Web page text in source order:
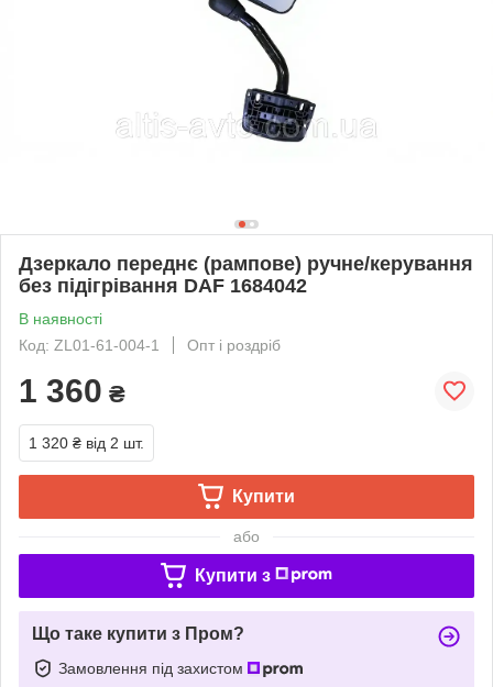
Дзеркало переднє (рампове) ручне/керування
без підігрівання DAF 1684042
В наявності
Код: ZL01-61-004-1
Опт і роздріб
1 360 ₴
1 320 ₴ від 2 шт.
Купити
або
Купити з
Що таке купити з Пром?
Замовлення під захистом